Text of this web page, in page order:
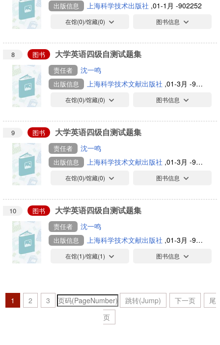
出版信息 上海科学技术出版社 ,01-1月 -902252
在馆(0)/馆藏(0) 图书信息
8 图书 大学英语四级自测试题集
责任者 沈一鸣
出版信息 上海科学技术文献出版社 ,01-3月 -902252
在馆(0)/馆藏(0) 图书信息
9 图书 大学英语四级自测试题集
责任者 沈一鸣
出版信息 上海科学技术文献出版社 ,01-3月 -902252
在馆(0)/馆藏(0) 图书信息
10 图书 大学英语四级自测试题集
责任者 沈一鸣
出版信息 上海科学技术文献出版社 ,01-3月 -902252
在馆(1)/馆藏(1) 图书信息
1 2 3 跳转(Jump) 下一页
尾
页